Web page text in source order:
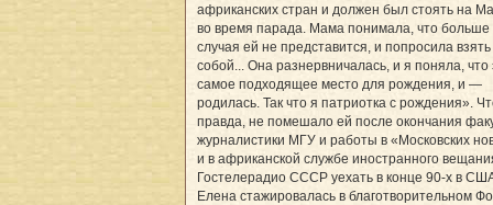
африканских стран и должен был стоять на
во время парада. Мама понимала, что больше
случая ей не представится, и попросила
собой... Она разнервничалась, и я поняла, что
самое подходящее место для рождения, и —
родилась. Так что я патриотка с рождения».
правда, не помешало ей после окончания
журналистики МГУ и работы в «Московских
и в африканской службе иностранного
Гостелерадио СССР уехать в конце 90-х в
Елена стажировалась в благотворительном